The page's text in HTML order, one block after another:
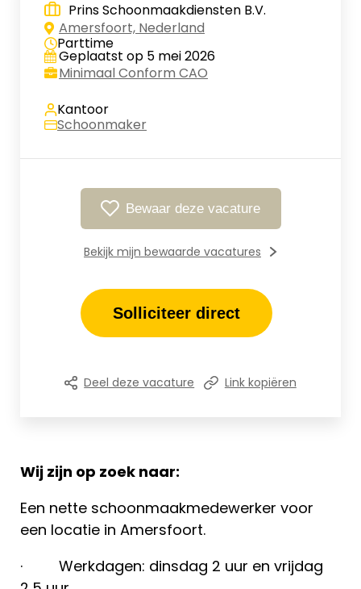
Wij zijn op zoek naar:
Een nette schoonmaakmedewerker voor
een locatie in Amersfoort.
· Werkdagen: dinsdag 2 uur en vrijdag
Prins Schoonmaakdiensten B.V.
Amersfoort, Nederland
Parttime
Geplaatst op 5 mei 2026
Minimaal Conform CAO
Kantoor
Schoonmaker
Bewaar deze vacature
Bekijk mijn bewaarde vacatures
Solliciteer direct
Deel deze vacature Link kopiëren